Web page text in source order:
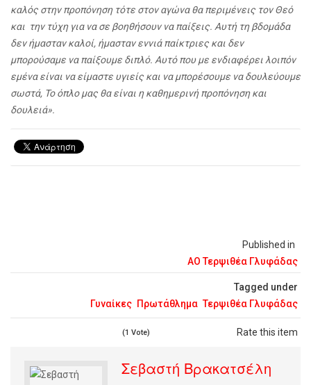
Published in
ΑΟ Τερψιθέα Γλυφάδας
Tagged under
Γυναίκες Πρωτάθλημα Τερψιθέα Γλυφάδας
Rate this item
(1 Vote)
καλός στην προπόνηση τότε στον αγώνα θα περιμένεις τον Θεό
και την τύχη για να σε βοηθήσουν να παίξεις. Αυτή τη βδομάδα
δεν ήμασταν καλοί, ήμασταν εννιά παίκτριες και δεν
μπορούσαμε να παίξουμε διπλό. Αυτό που με ενδιαφέρει λοιπόν
εμένα είναι να είμαστε υγιείς και να μπορέσουμε να δουλεύουμε
σωστά, Το όπλο μας θα είναι η καθημερινή προπόνηση και
δουλειά».
Σεβαστή Βρακατσέλη